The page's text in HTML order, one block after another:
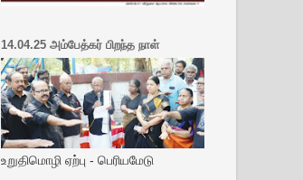
14.04.25 அம்பேத்கர் பிறந்த நாள்
உறுதிமொழி ஏற்பு - பெரியமேடு